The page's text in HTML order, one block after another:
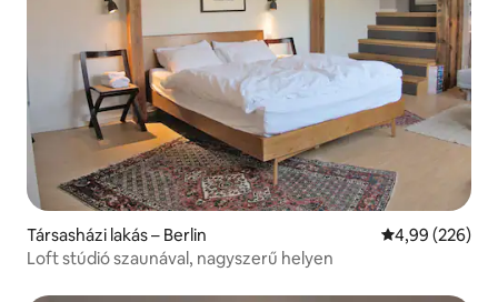
Társasházi lakás – Berlin Átlagos
4,99 (226)
Loft stúdió szaunával, nagyszerű helyen